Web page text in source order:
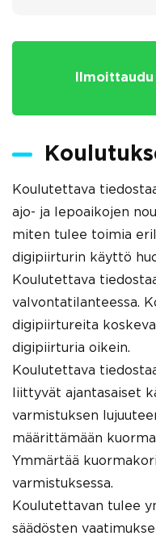
Koulutettava
ajo- ja lepoaikojen
miten tulee toimia
digipiirturin käyttö
Koulutettava
valvontatilanteessa.
digipiirtureita
digipiirturia oikein.
Koulutettava
liittyvät ajantasaiset
varmistuksen
määrittämään
Ymmärtää
varmistuksessa.
Koulutettavan tulee
säädösten